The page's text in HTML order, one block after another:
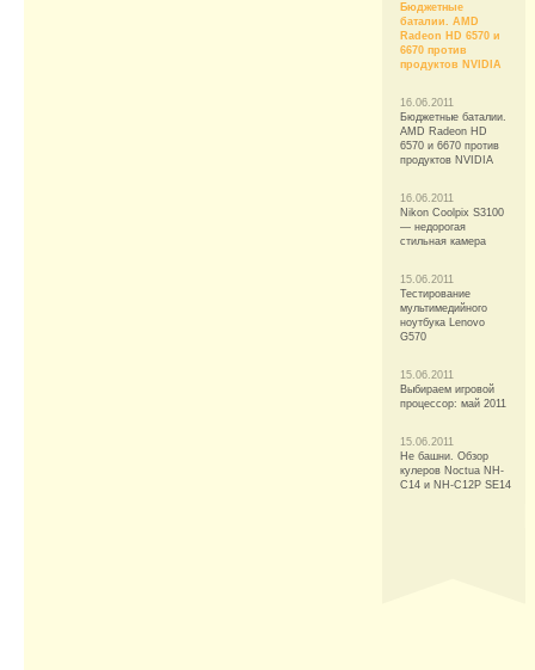
Бюджетные
баталии. AMD
Radeon HD 6570 и
6670 против
продуктов NVIDIA
16.06.2011
Бюджетные баталии.
AMD Radeon HD
6570 и 6670 против
продуктов NVIDIA
16.06.2011
Nikon Coolpix S3100
— недорогая
стильная камера
15.06.2011
Тестирование
мультимедийного
ноутбука Lenovo
G570
15.06.2011
Выбираем игровой
процессор: май 2011
15.06.2011
Не башни. Обзор
кулеров Noctua NH-
C14 и NH-C12P SE14